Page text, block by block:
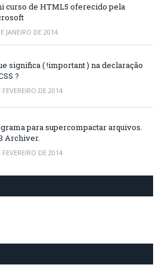
curso de HTML5 oferecido pela
JANEIRO DE 2014
significa ( !important ) na declaração
?
FEVEREIRO DE 2014
para supercompactar arquivos.
Archiver.
FEVEREIRO DE 2014